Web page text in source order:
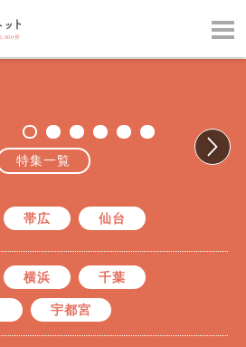
特集一覧
帯広 仙台
横浜 千葉
宇都宮